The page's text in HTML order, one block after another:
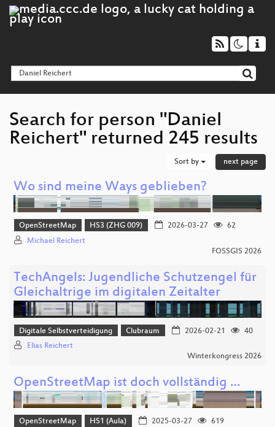
Search for person "Daniel
Reichert" returned 245 results
Sort by next page
Wo sind meine Ways geblieben?
OpenStreetMap HS3 (ZHG 009) 2026-03-27
62
Michael Reichert
FOSSGIS 2026
TechAngels: Jugendliche Schutzengel für
Gleichaltrige im digitalen Zeitalter
Digitale Selbstverteidigung Clubraum 2026-02-21
40
Elias Reichert
Winterkongress 2026
OpenStreetMap ist doch vollständig …
OpenStreetMap HS1 (Aula) 2025-03-27
619